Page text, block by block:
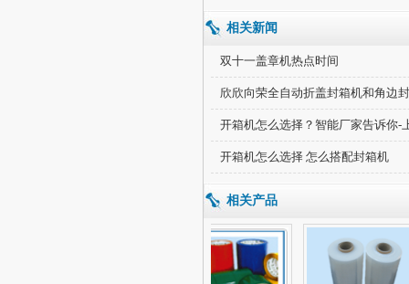
相关新闻
双十一盖章机热点时间
欣欣向荣全自动折盖封箱机和角边
开箱机怎么选择？智能厂家告诉你-
开箱机怎么选择 怎么搭配封箱机
相关产品